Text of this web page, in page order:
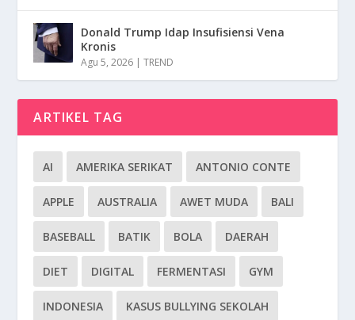
Donald Trump Idap Insufisiensi Vena
Kronis
Agu 5, 2026 |TREND
ARTIKEL TAG
AI AMERIKA SERIKAT ANTONIO CONTE
APPLE AUSTRALIA AWET MUDA BALI
BASEBALL BATIK BOLA DAERAH
DIET DIGITAL FERMENTASI GYM
INDONESIA KASUS BULLYING SEKOLAH